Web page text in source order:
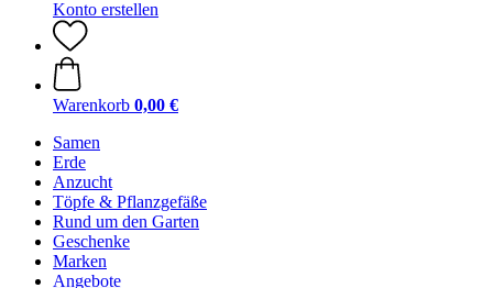
Konto erstellen
Warenkorb 0,00 €
Samen
Erde
Anzucht
Töpfe & Pflanzgefäße
Rund um den Garten
Geschenke
Marken
Angebote